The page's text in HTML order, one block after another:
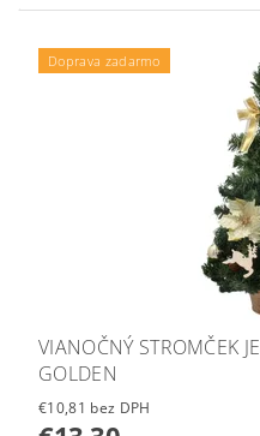
Doprava zadarmo
VIANOČNÝ STROMČEK
GOLDEN
€10,81 bez DPH